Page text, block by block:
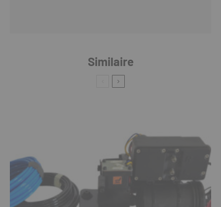
Similaire